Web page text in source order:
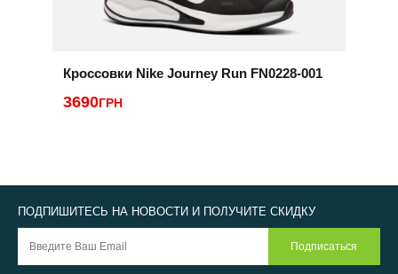
Кроссовки Nike Journey Run FN0228-001
3690ГРН
ПОДПИШИТЕСЬ НА НОВОСТИ И ПОЛУЧИТЕ СКИДКУ